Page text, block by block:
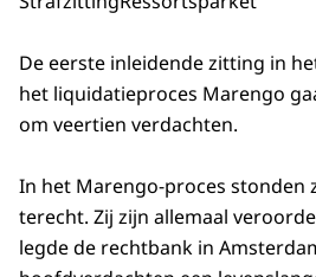
De eerste inleidende zitting in
het liquidatieproces Marengo
om veertien verdachten.
In het Marengo-proces stonden
terecht. Zij zijn allemaal
legde de rechtbank in